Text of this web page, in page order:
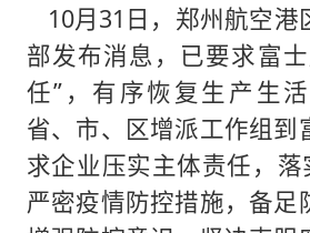
10月31日，郑州航空港
部发布消息，已要求富
任”，有序恢复生产生活
省、市、区增派工作组到
求企业压实主体责任，落
严密疫情防控措施，备足